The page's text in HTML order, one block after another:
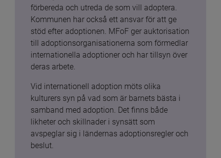
förbereda och utreda de som vill adoptera.
Kommunen har också ett ansvar för att ge
stöd efter adoptionen. MFoF ger auktorisation
till adoptionsorganisationerna som förmedlar
internationella adoptioner och har tillsyn över
deras arbete.
Vid internationell adoption möts olika
kulturers syn på vad som är barnets bästa i
samband med adoption. Det finns både
likheter och skillnader i synsätt som
avspeglar sig i ländernas adoptionsregler och
beslut.